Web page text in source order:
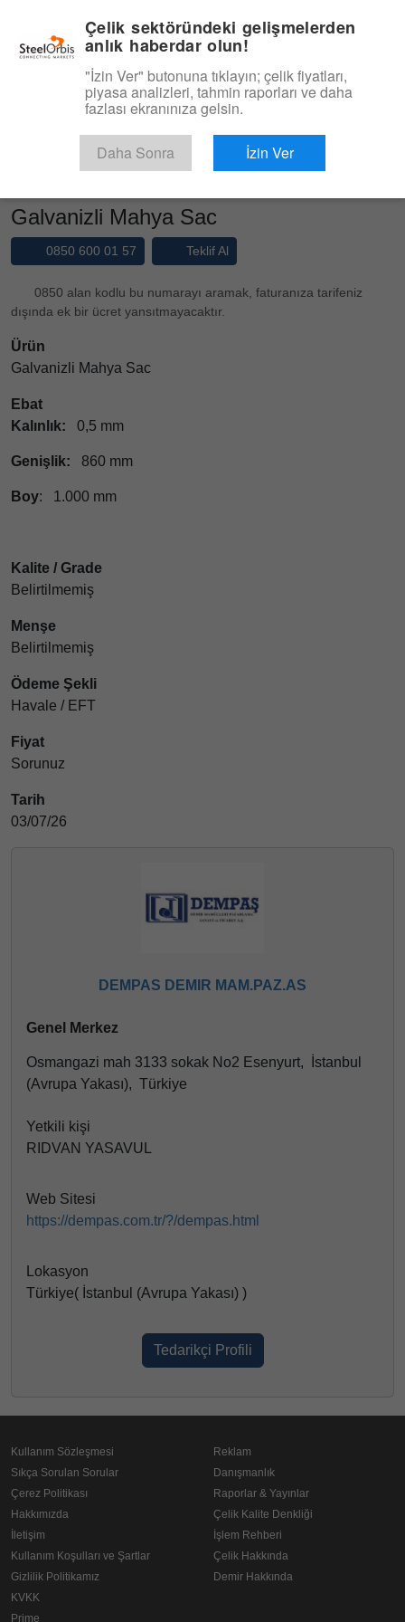
Ürün, Hizmet
Galvanizli Sac
Galvanizli Mahya Sac
0850 600 01 57 Teklif Al
0850 alan kodlu bu numarayı aramak, faturanıza tarifeniz
dışında ek bir ücret yansıtmayacaktır.
Ürün
Galvanizli Mahya Sac
Ebat
Kalınlık:
0,5 mm
Genişlik: 860 mm
Boy: 1.000 mm
Kalite / Grade
Belirtilmemiş
Menşe
Belirtilmemiş
Ödeme Şekli
Havale / EFT
Fiyat
Sorunuz
Tarih
03/07/26
DEMPAS DEMIR MAM.PAZ.AS
Genel Merkez
Osmangazi mah 3133 sokak No2 Esenyurt, İstanbul
(Avrupa Yakası), Türkiye
Yetkili kişi
RIDVAN YASAVUL
Web Sitesi
https://dempas.com.tr/?/dempas.html
Lokasyon
Türkiye( İstanbul (Avrupa Yakası) )
Tedarikçi Profili
Kullanım Sözleşmesi
Sıkça Sorulan Sorular
Çerez Politikası
Hakkımızda
İletişim
Kullanım Koşulları ve Şartlar
Gizlilik Politikamız
KVKK
Prime
Reklam
Danışmanlık
Raporlar & Yayınlar
Çelik Kalite Denkliği
İşlem Rehberi
Çelik Hakkında
Demir Hakkında
Çelik sektöründeki gelişmelerden
anlık haberdar olun!
"İzin Ver" butonuna tıklayın; çelik fiyatları,
piyasa analizleri, tahmin raporları ve daha
fazlası ekranınıza gelsin.
Daha Sonra İzin Ver